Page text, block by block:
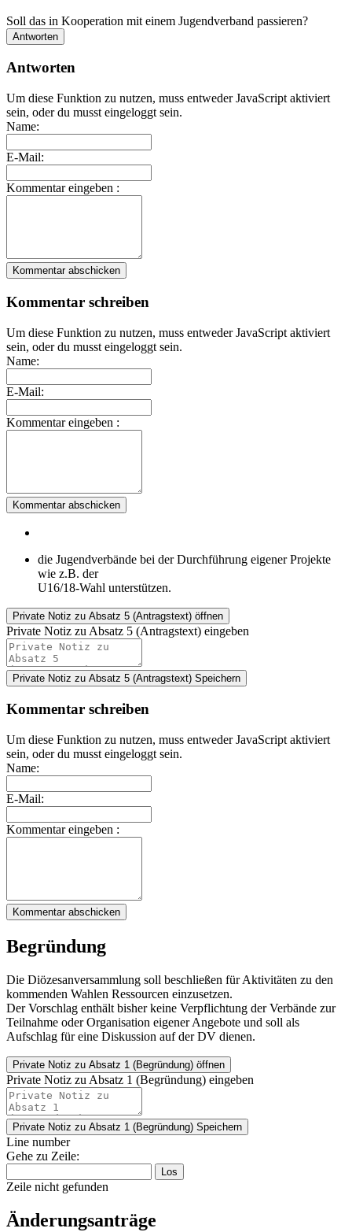
Soll das in Kooperation mit einem Jugendverband passieren?
Antworten
Antworten
Um diese Funktion zu nutzen, muss entweder JavaScript aktiviert
sein, oder du musst eingeloggt sein.
Name:
E-Mail:
Kommentar eingeben :
Kommentar abschicken
Kommentar schreiben
Um diese Funktion zu nutzen, muss entweder JavaScript aktiviert
sein, oder du musst eingeloggt sein.
Name:
E-Mail:
Kommentar eingeben :
Kommentar abschicken
die Jugendverbände bei der Durchführung eigener Projekte
wie z.B. der
U16/18-Wahl unterstützen.
Private Notiz zu Absatz 5 (Antragstext) öffnen
Private Notiz zu Absatz 5 (Antragstext) eingeben
Private Notiz zu Absatz 5 (Antragstext) Speichern
Kommentar schreiben
Um diese Funktion zu nutzen, muss entweder JavaScript aktiviert
sein, oder du musst eingeloggt sein.
Name:
E-Mail:
Kommentar eingeben :
Kommentar abschicken
Begründung
Die Diözesanversammlung soll beschließen für Aktivitäten zu den
kommenden Wahlen Ressourcen einzusetzen.
Der Vorschlag enthält bisher keine Verpflichtung der Verbände zur
Teilnahme oder Organisation eigener Angebote und soll als
Aufschlag für eine Diskussion auf der DV dienen.
Private Notiz zu Absatz 1 (Begründung) öffnen
Private Notiz zu Absatz 1 (Begründung) eingeben
Private Notiz zu Absatz 1 (Begründung) Speichern
Line number
Gehe zu Zeile:
Los
Zeile nicht gefunden
Änderungsanträge